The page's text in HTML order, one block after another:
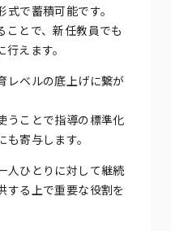
で蓄積可能です。
ことで、新任教員でも
えます。
レベルの底上げに繋が
うことで指導の標準化
寄与します。
人ひとりに対して継続
する上で重要な役割を